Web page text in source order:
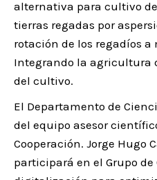
alternativa para cultivo
tierras regadas por
rotación de los regadíos
Integrando la agricultura
del cultivo.
El Departamento de
del equipo asesor
Cooperación. Jorge Hugo
participará en el Grupo de